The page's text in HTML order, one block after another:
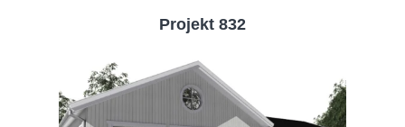
Projekt 832